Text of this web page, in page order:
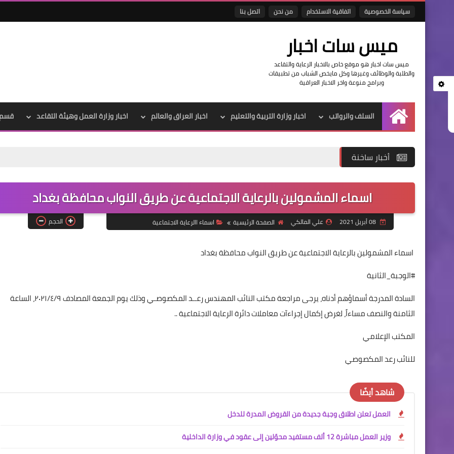
سياسة الخصوصية اتفاقية الاستخدام من نحن اتصل بنا
ميس سات اخبار
ميس سات اخبار هو موقع خاص بالاخبار الرعاية والتقاعد
والطلبة والوظائف وغيرها وكل مايخص الشباب من تطبيقات
وبرامج منوعة واخر الاخبار العراقية
الرئيسية
السلف والرواتب اخبار وزارة التربية والتعليم اخبار العراق والعالم اخبار وزارة العمل وهيئة التقاعد قسم
أخبار ساخنة
اسماء المشمولين بالرعاية الاجتماعية عن طريق النواب محافظة بغداد
علي المالكي الصفحة الرئيسية اسماء االرعاية الاجتماعية الحجم
اسماء المشمولين بالرعاية الاجتماعية عن طريق النواب محافظة بغداد
#الوجبة_الثانية
السادة المدرجة أسماؤهم أدناه، يرجى مراجعة مكتب النائب المهندس رعــد المكصوصـي وذلك يوم الجمعة المصادف ٢٠٢١/٤/٩، الساعة
الثامنة والنصف مساءاً، لغرض إكمال إجراءآت معاملات دائرة الرعاية الاجتماعية ..
المكتب الإعلامي
للنائب رعد المكصوصي
شاهد أيضًا
العمل تعلن اطلاق وجبة جديدة من القروض المدرة للدخل
وزير العمل مباشرة 12 ألف مستفيد محوّلين إلى عقود في وزارة الداخلية